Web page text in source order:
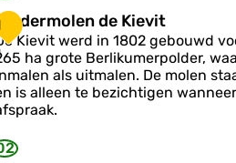
de Kievit
Kievit werd in 1802 gebouwd
ha grote Berlikumerpolder,
als uitmalen. De molen
is alleen te bezichtigen